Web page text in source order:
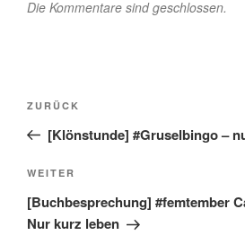
Die Kommentare sind geschlossen.
Beitragsnavigation
Vorheriger
Beitrag
ZURÜCK
[Klönstunde] #Gruselbingo –
Nächster
Beitrag
WEITER
[Buchbesprechung] #femtember
Nur kurz leben